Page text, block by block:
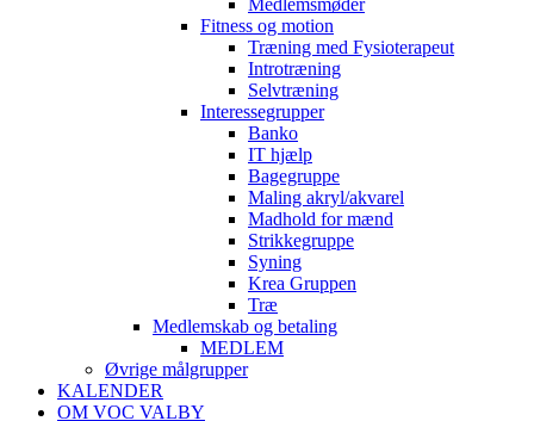
Medlemsmøder
Fitness og motion
Træning med Fysioterapeut
Introtræning
Selvtræning
Interessegrupper
Banko
IT hjælp
Bagegruppe
Maling akryl/akvarel
Madhold for mænd
Strikkegruppe
Syning
Krea Gruppen
Træ
Medlemskab og betaling
MEDLEM
Øvrige målgrupper
KALENDER
OM VOC VALBY